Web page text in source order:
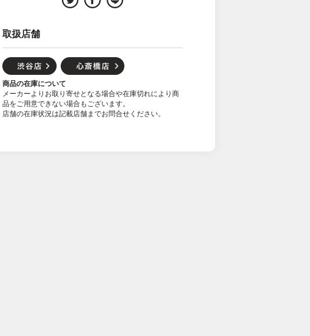
取扱店舗
商品の在庫について
メーカーよりお取り寄せとなる場合や在庫切れにより商
品をご用意できない場合もございます。
店舗の在庫状況は記載店舗までお問合せください。